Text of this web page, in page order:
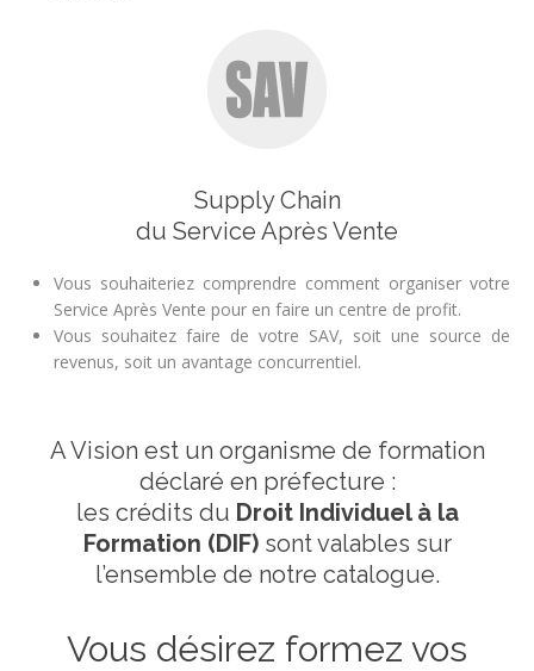
Supply Chain
du Service Après Vente
Vous souhaiteriez comprendre comment organiser votre
Service Après Vente pour en faire un centre de profit.
Vous souhaitez faire de votre SAV, soit une source de
revenus, soit un avantage concurrentiel.
A Vision est un organisme de formation
déclaré en préfecture :
les crédits du Droit Individuel à la
Formation (DIF)sont valables sur
l’ensemble de notre catalogue.
Vous désirez formez vos